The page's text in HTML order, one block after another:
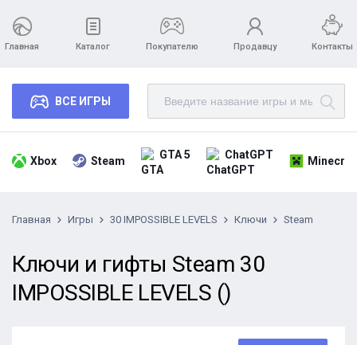
Главная Каталог Покупателю Продавцу Контакты
ВСЕ ИГРЫ
Xbox Steam GTA 5 ChatGPT
Главная Игры 30 IMPOSSIBLE LEVELS Ключи Steam
Ключи и гифты Steam 30
IMPOSSIBLE LEVELS ()